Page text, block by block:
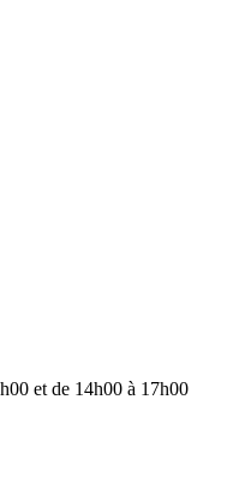
et de 14h00 à 17h00